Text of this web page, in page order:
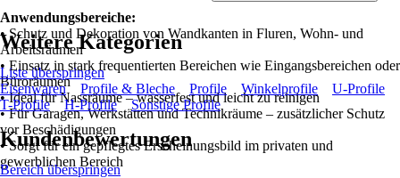
Anwendungsbereiche:
• Schutz und Dekoration von Wandkanten in Fluren, Wohn- und
Arbeitsräumen
• Einsatz in stark frequentierten Bereichen wie Eingangsbereichen oder
Büroräumen
• Ideal für Nassräume – wasserfest und leicht zu reinigen
• Für Garagen, Werkstätten und Technikräume – zusätzlicher Schutz
vor Beschädigungen
• Sorgt für ein gepflegtes Erscheinungsbild im privaten und
gewerblichen Bereich
Weitere Kategorien
Liste überspringen
Eisenwaren
Profile & Bleche Profile Winkelprofile
U-Profile
T-Profile
H-Profile Sonstige Profile
Kundenbewertungen
Bereich überspringen